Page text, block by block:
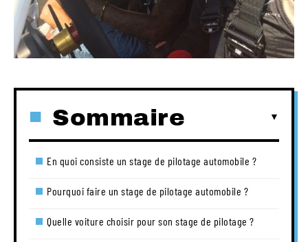
Sommaire
En quoi consiste un stage de pilotage automobile ?
Pourquoi faire un stage de pilotage automobile ?
Quelle voiture choisir pour son stage de pilotage ?